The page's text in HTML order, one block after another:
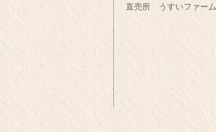
直売所 うすいファーム